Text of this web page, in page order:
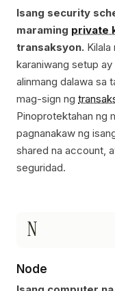
Isang security
maraming private
transaksyon.
karaniwang setup
alinmang dalawa sa
mag-sign ng
Pinoprotektahan ng
pagnanakaw ng
shared na account,
seguridad.
N
Node